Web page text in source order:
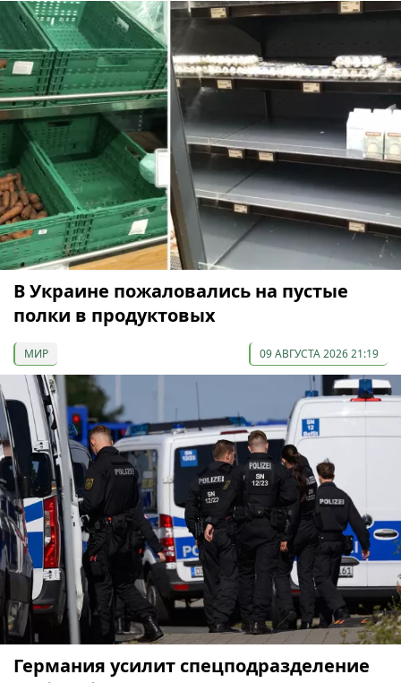
В Украине пожаловались на пустые
полки в продуктовых
МИР 09 АВГУСТА 2026 21:19
Германия усилит спецподразделение